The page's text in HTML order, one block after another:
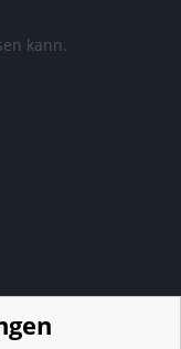
kann.